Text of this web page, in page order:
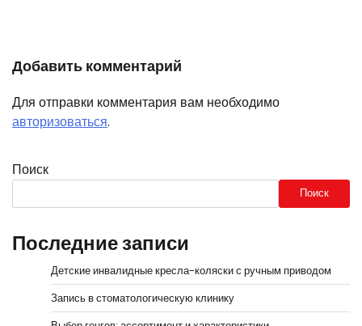
Добавить комментарий
Для отправки комментария вам необходимо
авторизоваться.
Поиск
Поиск
Последние записи
Детские инвалидные кресла-коляски с ручным приводом
Запись в стоматологическую клинику